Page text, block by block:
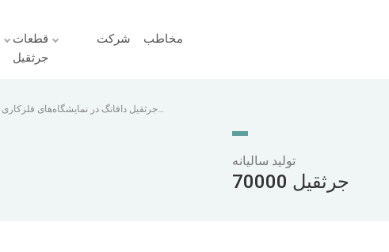
قطعات
جرثقیل
شرکت مخاطب
تولید سالیانه
70000 جرثقیل